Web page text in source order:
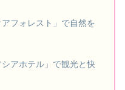
アフォレスト」で自然を
シアホテル」で観光と快